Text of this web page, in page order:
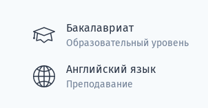
Бакалавриат
Образовательный уровень
Английский язык
Преподавание